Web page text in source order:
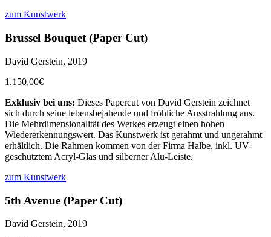
zum Kunstwerk
Brussel Bouquet (Paper Cut)
David Gerstein, 2019
1.150,00€
Exklusiv bei uns: Dieses Papercut von David Gerstein zeichnet
sich durch seine lebensbejahende und fröhliche Ausstrahlung aus.
Die Mehrdimensionalität des Werkes erzeugt einen hohen
Wiedererkennungswert. Das Kunstwerk ist gerahmt und ungerahmt
erhältlich. Die Rahmen kommen von der Firma Halbe, inkl. UV-
geschütztem Acryl-Glas und silberner Alu-Leiste.
zum Kunstwerk
5th Avenue (Paper Cut)
David Gerstein, 2019